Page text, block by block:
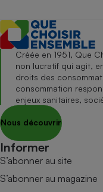
Créée en 1951, Que
non lucratif qui agit,
droits des
consommation
enjeux sanitaires,
Nous découvrir
Informer
S’abonner au site
S’abonner au magazine